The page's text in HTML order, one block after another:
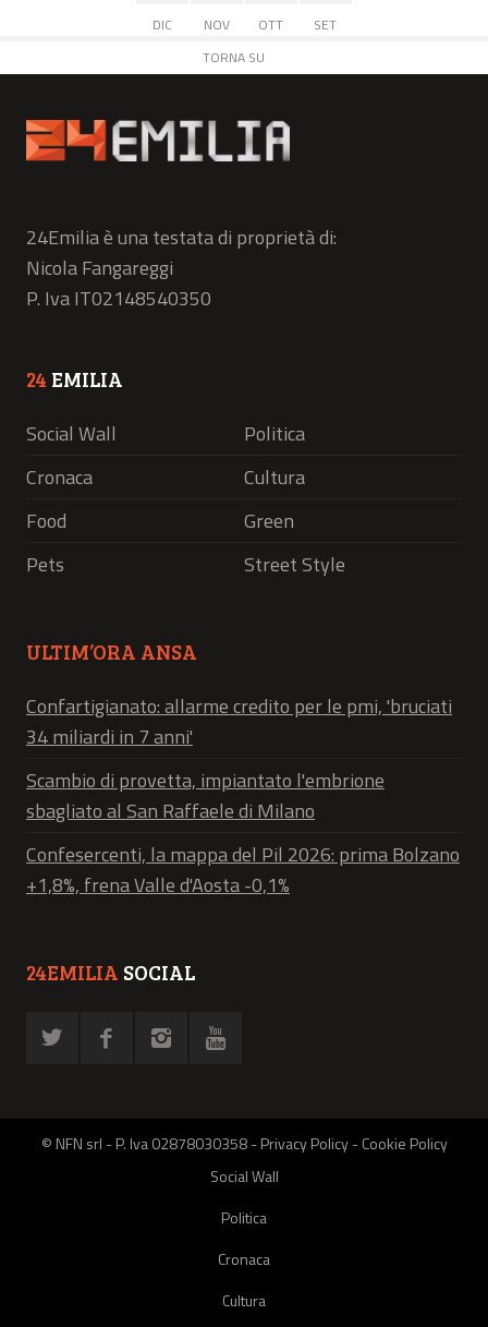
DIC NOV OTT
SET
TORNA SU
24Emilia è una testata di proprietà di:
Nicola Fangareggi
P. Iva IT02148540350
24 EMILIA
Social Wall
Politica
Cronaca
Cultura
Food
Green
Pets
Street Style
ULTIM’ORA ANSA
Confartigianato: allarme credito per le pmi, 'bruciati
34 miliardi in 7 anni'
Scambio di provetta, impiantato l'embrione
sbagliato al San Raffaele di Milano
Confesercenti, la mappa del Pil 2026: prima Bolzano
+1,8%, frena Valle d'Aosta -0,1%
24EMILIA SOCIAL
© NFN srl - P. Iva 02878030358 -Privacy Policy-Cookie Policy
Social Wall
Politica
Cronaca
Cultura